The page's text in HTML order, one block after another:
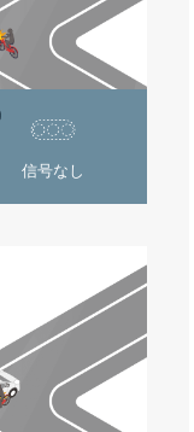
信号なし